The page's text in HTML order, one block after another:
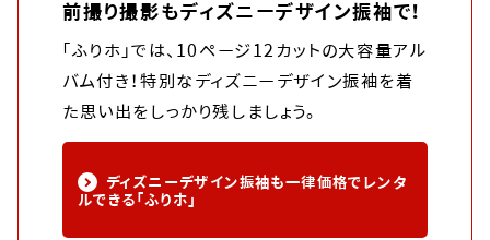
前撮り撮影もディズニーデザイン振袖で！
「ふりホ」では、10ページ12カットの大容量アル
バム付き！特別なディズニーデザイン振袖を着
た思い出をしっかり残しましょう。
ディズニーデザイン振袖も一律価格でレンタ
ルできる「ふりホ」